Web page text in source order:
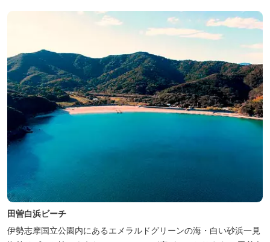
田曽白浜ビーチ
伊勢志摩国立公園内にあるエメラルドグリーンの海・白い砂浜一見